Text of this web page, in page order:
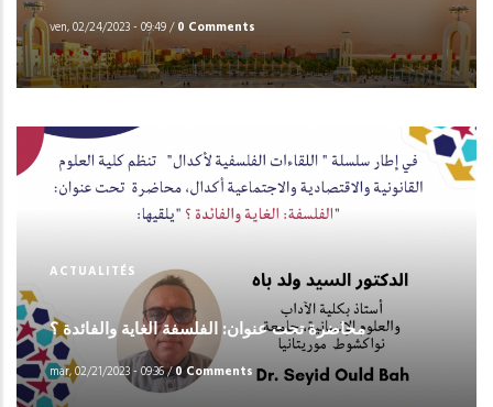
ven, 02/24/2023 - 09:49/0 Comments
ACTUALITÉS
محاضرة تحت عنوان: الفلسفة الغاية والفائدة ؟
mar, 02/21/2023 - 09:36/0 Comments